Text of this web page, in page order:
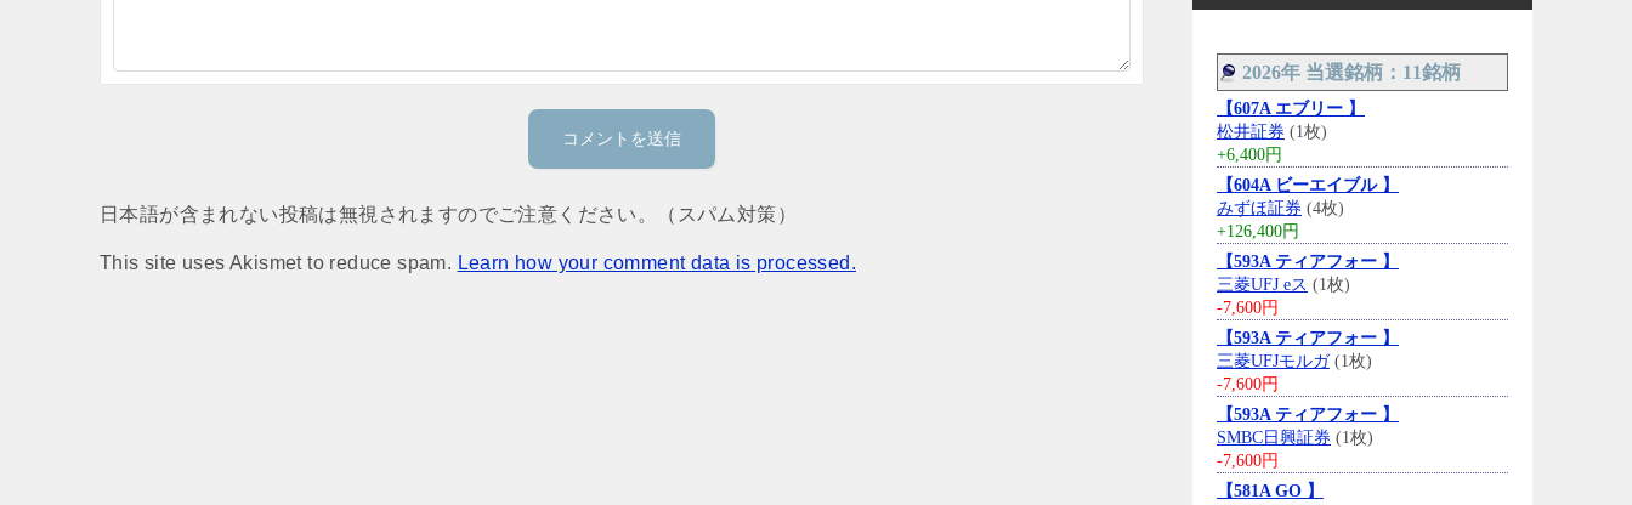
日本語が含まれない投稿は無視されますのでご注意ください。（スパム対策）
This site uses Akismet to reduce spam. Learn how your comment data is processed.
2026年 当選銘柄：11銘柄
【607A エブリー 】
松井証券 (1枚)
+6,400円
【604A ビーエイブル 】
みずほ証券 (4枚)
+126,400円
【593A ティアフォー 】
三菱UFJ eス (1枚)
-7,600円
【593A ティアフォー 】
三菱UFJモルガ(1枚)
-7,600円
【593A ティアフォー 】
SMBC日興証券 (1枚)
-7,600円
【581A GO 】